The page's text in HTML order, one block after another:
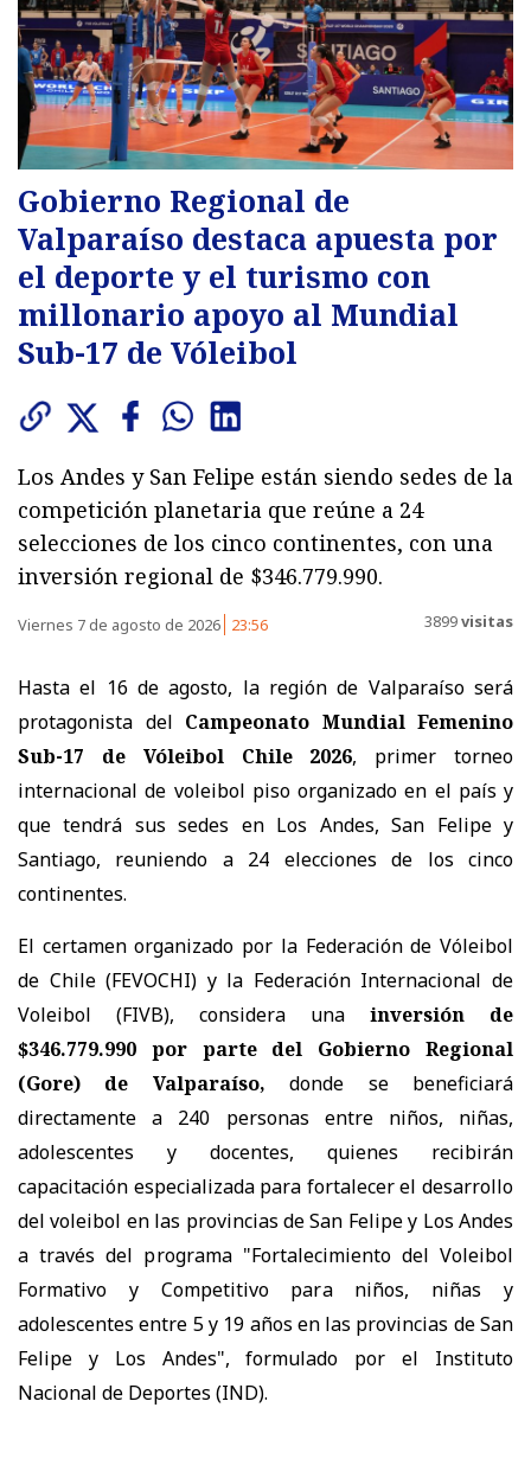
Gobierno Regional de
Valparaíso destaca apuesta por
el deporte y el turismo con
millonario apoyo al Mundial
Sub-17 de Vóleibol
Los Andes y San Felipe están siendo sedes de la
competición planetaria que reúne a 24
selecciones de los cinco continentes, con una
inversión regional de $346.779.990.
Viernes 7 de agosto de 2026 23:56 3899visitas
Hasta el 16 de agosto, la región de Valparaíso será
protagonista del Campeonato Mundial Femenino
Sub-17 de Vóleibol Chile 2026, primer torneo
internacional de voleibol piso organizado en el país y
que tendrá sus sedes en Los Andes, San Felipe y
Santiago, reuniendo a 24 elecciones de los cinco
continentes.
El certamen organizado por la Federación de Vóleibol
de Chile (FEVOCHI) y la Federación Internacional de
Voleibol (FIVB), considera una
inversión de
$346.779.990 por parte del Gobierno Regional
(Gore) de Valparaíso,
donde se beneficiará
directamente a 240 personas entre niños, niñas,
adolescentes y docentes, quienes recibirán
capacitación especializada para fortalecer el desarrollo
del voleibol en las provincias de San Felipe y Los Andes
a través del programa "Fortalecimiento del Voleibol
Formativo y Competitivo para niños, niñas y
adolescentes entre 5 y 19 años en las provincias de San
Felipe y Los Andes", formulado por el Instituto
Nacional de Deportes (IND).